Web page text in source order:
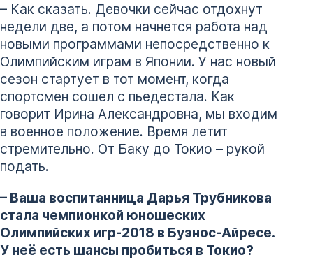
– Как сказать. Девочки сейчас отдохнут
недели две, а потом начнется работа над
новыми программами непосредственно к
Олимпийским играм в Японии. У нас новый
сезон стартует в тот момент, когда
спортсмен сошел с пьедестала. Как
говорит Ирина Александровна, мы входим
в военное положение. Время летит
стремительно. От Баку до Токио – рукой
подать.
– Ваша воспитанница Дарья Трубникова
стала чемпионкой юношеских
Олимпийских игр-2018 в Буэнос-Айресе.
У неё есть шансы пробиться в Токио?